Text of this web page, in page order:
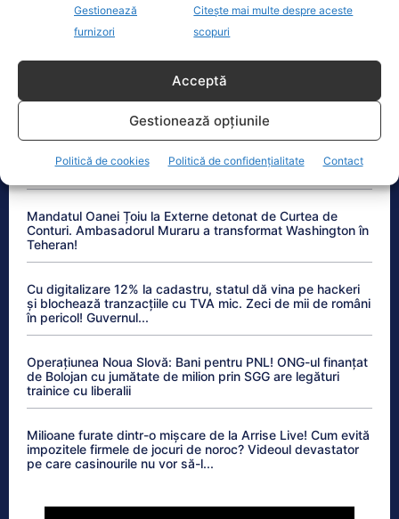
Gestionează
furnizori
Citește mai multe despre aceste
scopuri
Acceptă
Gestionează opțiunile
Politică de cookies Politică de confidențialitate Contact
Ultimele știri
Anchetele Lumea Politică
EXCLUSIV.Politician de top a agresat un octogenar! A
recunoscut cu greu fapta
Mandatul Oanei Țoiu la Externe detonat de Curtea de
Conturi. Ambasadorul Muraru a transformat Washington în
Teheran!
Cu digitalizare 12% la cadastru, statul dă vina pe hackeri
și blochează tranzacțiile cu TVA mic. Zeci de mii de români
în pericol! Guvernul...
Operațiunea Noua Slovă: Bani pentru PNL! ONG-ul finanțat
de Bolojan cu jumătate de milion prin SGG are legături
trainice cu liberalii
Milioane furate dintr-o mișcare de la Arrise Live! Cum evită
impozitele firmele de jocuri de noroc? Videoul devastator
pe care casinourile nu vor să-l...